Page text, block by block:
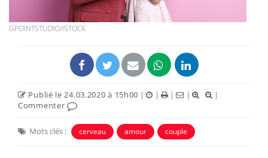
GPOINTSTUDIO/ISTOCK
Publié le 24.03.2020 à 15h00 | | | |
|
Commenter
Mots clés : cerveau amour couple